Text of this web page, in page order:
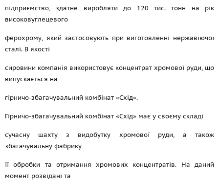
підприємство, здатне виробляти до 120 тис. тонн на рік
високовуглецевого
ферохрому, який застосовують при виготовленні нержавіючої
сталі. В якості
сировини компанія використовує концентрат хромової руди, що
випускається на
гірничо-збагачувальний комбінат «Схід».
Гірничо-збагачувальний комбінат «Схід» має у своєму складі
сучасну шахту з видобутку хромової руди, а також
збагачувальну фабрику
її обробки та отримання хромових концентратів. На даний
момент розвідані та